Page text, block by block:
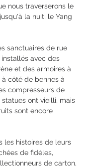
nous traverserons le
la nuit, le Yang
sanctuaires de rue
avec des
et des armoires à
côté de bennes à
compresseurs de
ont vieilli, mais
sont encore
les histoires de leurs
de fidèles,
de carton,